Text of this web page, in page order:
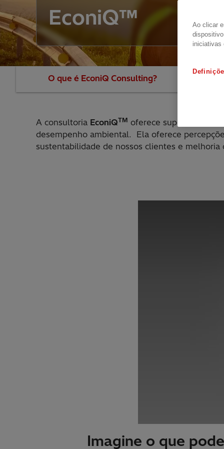
EconiQ™
O que é EconiQ Consulting? Parceiro
A consultoria EconiQTM oferece suporte aos
desempenho ambiental. Ela oferece
sustentabilidade de nossos clientes e melhoria
Imagine o que
Ao clicar
iniciativas